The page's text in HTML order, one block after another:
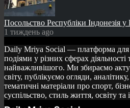
Посольство Республіки Індонезія у
1 тиждень ago
Daily Mriya Social — платформа для
подіями у різних сферах
найважливішого. Ми збираємо
світу, публікуємо огляди,
тематичні матеріали про спорт,
суспільство, стиль життя, освіту